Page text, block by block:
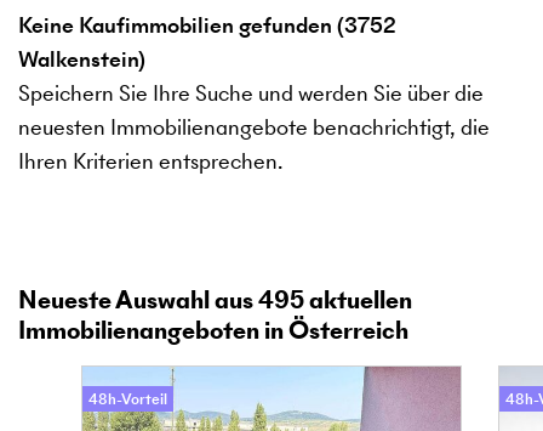
Keine Kaufimmobilien gefunden (3752
Walkenstein)
Speichern Sie Ihre Suche und werden Sie über die
neuesten Immobilienangebote benachrichtigt, die
Ihren Kriterien entsprechen.
Neueste Auswahl aus495aktuellen
Immobilienangeboten in Österreich
48h-Vorteil 48h-